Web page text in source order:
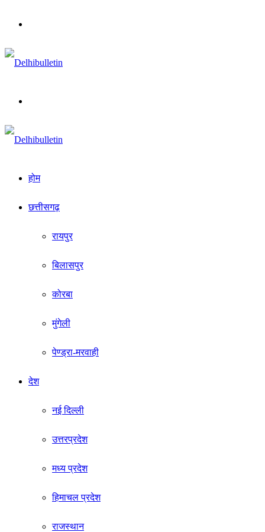
होम
छत्तीसगढ़
रायपुर
बिलासपुर
कोरबा
मुंगेली
पेण्ड्रा-मरवाही
देश
नई दिल्ली
उत्तरप्रदेश
मध्य प्रदेश
हिमाचल प्रदेश
राजस्थान